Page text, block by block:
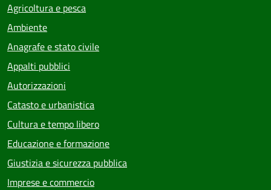
Agricoltura e pesca
Ambiente
Anagrafe e stato civile
Appalti pubblici
Autorizzazioni
Catasto e urbanistica
Cultura e tempo libero
Educazione e formazione
Giustizia e sicurezza pubblica
Imprese e commercio